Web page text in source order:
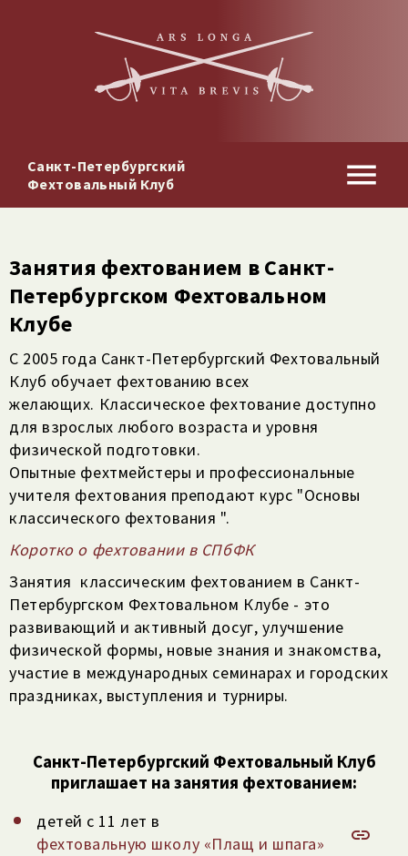
Санкт-Петербургский
Фехтовальный Клуб
Занятия фехтованием в Санкт-​
Петербургском Фехтовальном
Клубе
С 2005 года Санкт-Петербургский Фехтовальный
Клуб обучает фехтованию всех
желающих. Классическое фехтование доступно
для взрослых любого возраста и уровня
физической подготовки.
Опытные фехтмейстеры и профессиональные
учителя фехтования преподают курс "Основы
классического фехтования ".
Коротко о фехтовании в СПбФК
Занятия классическим фехтованием в Санкт-
Петербургском Фехтовальном Клубе - это
развивающий и активный досуг, улучшение
физической формы, новые знания и знакомства,
участие в международных семинарах и городских
праздниках, выступления и турниры.
Санкт-Петербургский Фехтовальный Клуб
приглашает на занятия фехтованием:
детей с 11 лет в
фехтовальную школу «Плащ и шпага»